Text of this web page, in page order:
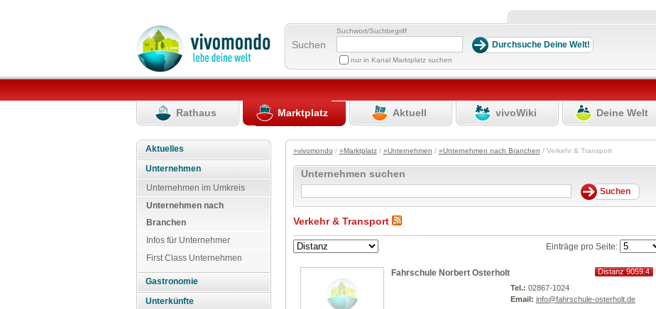
Suchen
Suchwort/Suchbegriff
nur in Kanal Marktplatz suchen
Rathaus Marktplatz Aktuell vivoWiki Deine Welt
Aktuelles
Unternehmen
Unternehmen im Umkreis
Unternehmen nach
Branchen
Infos für Unternehmer
First Class Unternehmen
Gastronomie
Unterkünfte
»vivomondo / »Marktplatz/ »Unternehmen / »Unternehmen nach Branchen / Verkehr & Transport
Unternehmen suchen
Verkehr & Transport
Einträge pro Seite:
Fahrschule Norbert Osterholt
Distanz 9059.4
Tel.: 02867-1024
Email: info@fahrschule-osterholt.de